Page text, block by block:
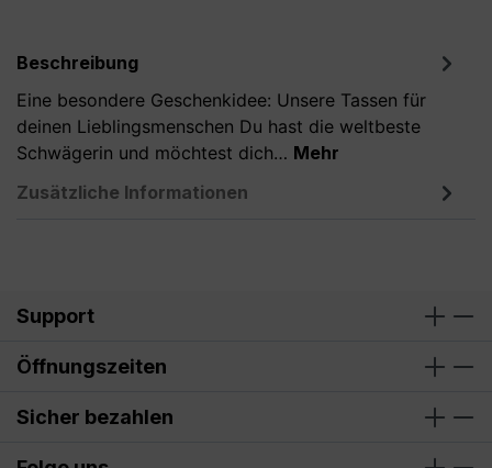
Beschreibung
Eine besondere Geschenkidee: Unsere Tassen für
deinen Lieblingsmenschen Du hast die weltbeste
Schwägerin und möchtest dich… Mehr
Zusätzliche Informationen
Support
Öffnungszeiten
Sicher bezahlen